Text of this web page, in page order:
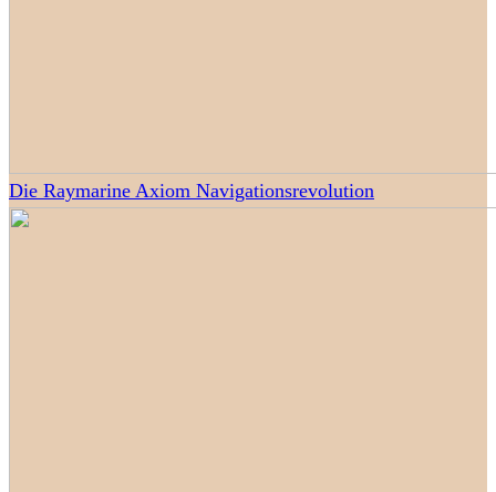
Die Raymarine Axiom Navigationsrevolution